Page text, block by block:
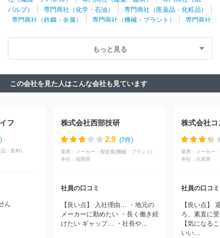
社
株式会社ナシオ
コカ・コーラボトラーズジャパンベンディン
グ株式会社
全農チキンフーズ株式会社
ＪＡ全農たまご株式会社
パルプ）
専門商社（化学・石油）
専門商社（医薬品・化粧品）
専門商社（鉄鋼・金属）
専門商社（機械・プラント）
専門商社
（電子・電気機器・OA機器）
専門商社（自動車関連・輸送用機
器）
専門商社（医療機器）
専門商社（文具・事務用品・日用
専門商社（スポーツ・レジャー用品） 専門商社（その他）
もっと見る
この会社を見た人はこんな会社も見ています
フ
・飲料)
ん
株式会社西部技研
2.9 (7件)
業界： メーカー・製造業(機械・プラント)
本社： 福岡県
社員の口コミ
【良い点】 入社理由… ・地元の
メーカーに勤めたい ・長く働き続
けたい ギャップ… ・社長や...
株式会社
業界： メーカー
本社： 兵庫県
社員の口コミ
【良い点】
ろ、素直に
【気になる
いい...